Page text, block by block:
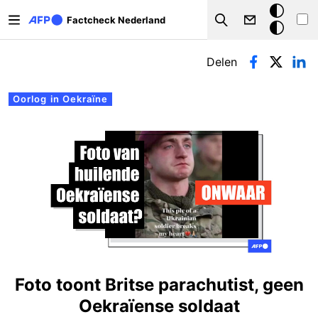
Factcheck Nederland
Search
Donkere
modus
Primaire tabs
Oorlog in Oekraïne
Delen
Foto toont Britse parachutist, geen
Oekraïense soldaat